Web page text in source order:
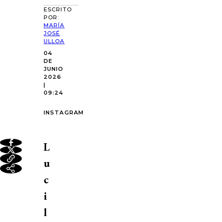
ESCRITO
POR:
MARÍA
JOSÉ
ULLOA
04
DE
JUNIO
2026
|
09:24
INSTAGRAM
L
u
c
i
l